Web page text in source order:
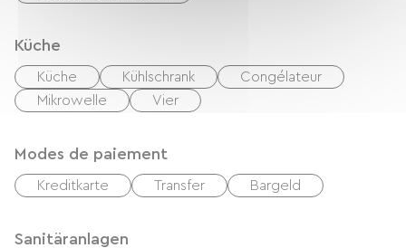
Küche
Küche Kühlschrank
Congélateur
Mikrowelle
Vier
Modes de paiement
Kreditkarte Transfer Bargeld
Sanitäranlagen